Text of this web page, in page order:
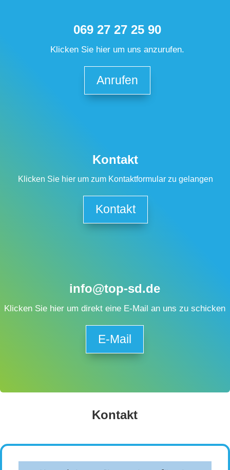
069 27 27 25 90
Klicken Sie hier um uns anzurufen.
Anrufen
Kontakt
Klicken Sie hier um zum Kontaktformular zu gelangen
Kontakt
info@top-sd.de
Klicken Sie hier um direkt eine E-Mail an uns zu schicken
E-Mail
Kontakt